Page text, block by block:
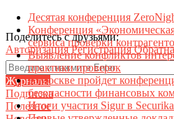
Поделитесь с друзьями:
АвторизацияРегистрация
Журналы
Подписка
Полезное
Десятая конференция
Конференция
сервиса проверки
Выявление конфликтов
практики проверок
В Москве пройдет
безопасности финансовых
Итоги участия Sigur в